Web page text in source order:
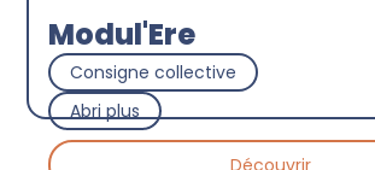
Modul'Ere
Consigne collective
Abri plus